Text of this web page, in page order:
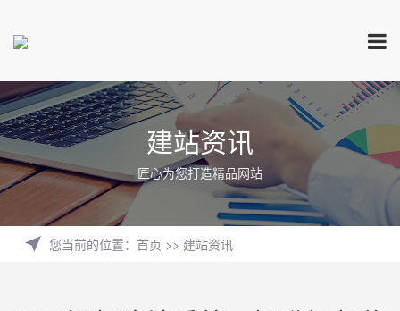
建站资讯
匠心为您打造精品网站
您当前的位置： 首页 >> 建站资讯